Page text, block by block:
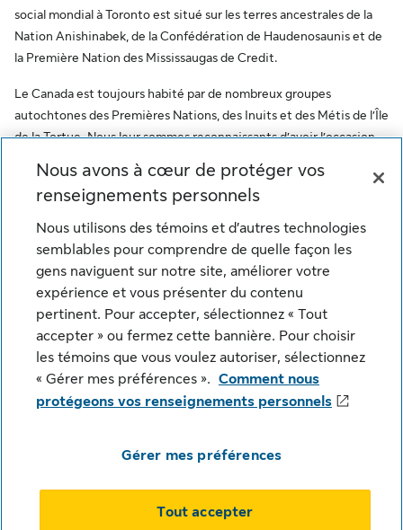
social mondial à Toronto est situé sur les terres ancestrales de la
Nation Anishinabek, de la Confédération de Haudenosaunis et de
la Première Nation des Mississaugas de Credit.
Le Canada est toujours habité par de nombreux groupes
autochtones des Premières Nations, des Inuits et des Métis de l’Île
de la Tortue. Nous leur sommes reconnaissants d’avoir l’occasion
respect des premiers habitants et à reconnaître l’oppression des
peuples autochtones. De plus, il reflète l’engagement de la Sun
Life à l’égard des communautés autochtones et de ses employés
qui font partie de ces communautés.
© Sun Life du Canada, compagnie d'assurance-vie. Tous
droits réservés.
Paramètres des témoins Sécurité
Nous avons à cœur de protéger vos
renseignements personnels
Nous utilisons des témoins et d’autres technologies
semblables pour comprendre de quelle façon les
gens naviguent sur notre site, améliorer votre
expérience et vous présenter du contenu
pertinent. Pour accepter, sélectionnez « Tout
accepter » ou fermez cette bannière. Pour choisir
les témoins que vous voulez autoriser, sélectionnez
« Gérer mes préférences ». Comment nous
protégeons vos renseignements personnels
Gérer mes préférences
Tout accepter